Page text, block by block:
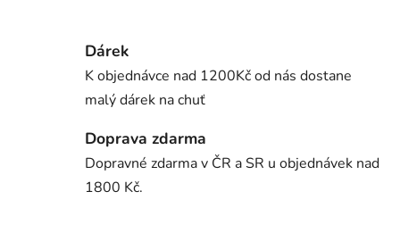
Dárek
K objednávce nad 1200Kč od nás dostane
malý dárek na chuť
Doprava zdarma
Dopravné zdarma v ČR a SR u objednávek nad
1800 Kč.